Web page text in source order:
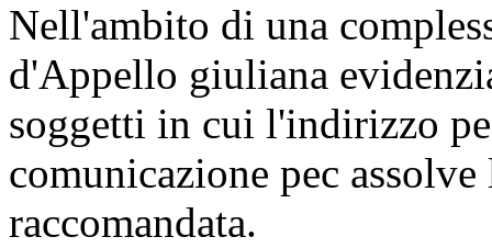
Nell'ambito di una
d'Appello giuliana
soggetti in cui l'indirizzo
comunicazione pec
raccomandata.